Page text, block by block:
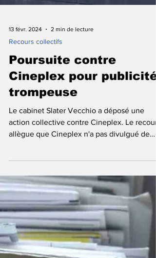
13 févr. 2024 2 min de lecture
Recours collectifs
Poursuite contre
Cineplex pour publicité
trompeuse
Le cabinet Slater Vecchio a déposé une
action collective contre Cineplex. Le
manière...